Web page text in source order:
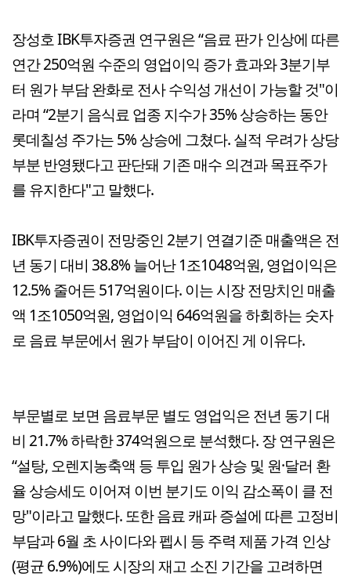
장성호 IBK투자증권 연구원은 “음료 판가 인상에 따른
연간 250억원 수준의 영업이익 증가 효과와 3분기부
터 원가 부담 완화로 전사 수익성 개선이 가능할 것"이
라며 “2분기 음식료 업종 지수가 35% 상승하는 동안
롯데칠성 주가는 5% 상승에 그쳤다. 실적 우려가 상당
부분 반영됐다고 판단돼 기존 매수 의견과 목표주가
를 유지한다"고 말했다.
IBK투자증권이 전망중인 2분기 연결기준 매출액은 전
년 동기 대비 38.8% 늘어난 1조1048억원, 영업이익은
12.5% 줄어든 517억원이다. 이는 시장 전망치인 매출
액 1조1050억원, 영업이익 646억원을 하회하는 숫자
로 음료 부문에서 원가 부담이 이어진 게 이유다.
부문별로 보면 음료부문 별도 영업익은 전년 동기 대
비 21.7% 하락한 374억원으로 분석했다. 장 연구원은
“설탕, 오렌지농축액 등 투입 원가 상승 및 원·달러 환
율 상승세도 이어져 이번 분기도 이익 감소폭이 클 전
망"이라고 말했다. 또한 음료 캐파 증설에 따른 고정비
부담과 6월 초 사이다와 펩시 등 주력 제품 가격 인상
(평균 6.9%)에도 시장의 재고 소진 기간을 고려하면